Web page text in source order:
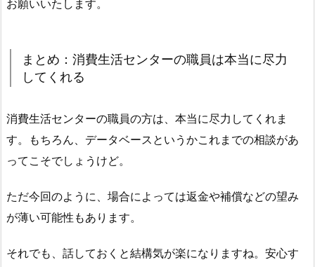
お願いいたします。
まとめ：消費生活センターの職員は本当に尽力
してくれる
消費生活センターの職員の方は、本当に尽力してくれま
す。もちろん、データベースというかこれまでの相談があ
ってこそでしょうけど。
ただ今回のように、場合によっては返金や補償などの望み
が薄い可能性もあります。
それでも、話しておくと結構気が楽になりますね。安心す